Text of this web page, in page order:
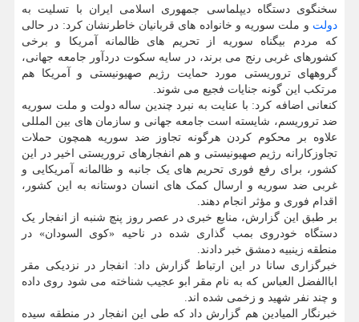
سخنگوی دستگاه دیپلماسی جمهوری اسلامی ایران با تسلیت به
دولت و ملت سوریه و خانواده های قربانیان خاطرنشان کرد: در حالی
که مردم بیگناه سوریه از تحریم های ظالمانه آمریکا و برخی
کشورهای غربی رنج می برند، در سایه سکوت دردآور جامعه جهانی،
گروههای تروریستی مورد حمایت رژیم صهیونیستی و آمریکا هم
مرتکب این گونه جنایات فجیع می شوند.
کنعانی اضافه کرد: با عنایت به نبرد چندین ساله دولت و ملت سوریه
ضد تروریسم، شایسته است جامعه جهانی و سازمان های بین المللی
علاوه بر محکوم کردن هرگونه تجاوز ضد سوریه همچون حملات
تجاوزکارانه رژیم صهیونیستی و هم انفجارهای تروریستی اخیر در این
کشور، برای رفع فوری تحریم های یک جانبه و ظالمانه آمریکایی و
غربی ضد سوریه و ارسال کمک های انسان دوستانه به این کشور،
اقدام فوری و مؤثر انجام دهند.
بر طبق این گزارش، منابع خبری در عصر روز پنچ شنبه از انفجار یک
دستگاه خودروی بمب گذاری شده در ناحیه «کوی السودان» در
منطقه زینبیه دمشق خبر دادند.
خبرگزاری سانا در این ارتباط گزارش داد: انفجار در نزدیکی مقر
اباالفضل العباس که به نام مقر ابو عجیب شناخته می شود روی داده
و چند نفر شهید و زخمی شده اند.
خبرنگار المیادین هم گزارش داد که طی این انفجار در منطقه سیده